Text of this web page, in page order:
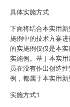
具体实施方式
下面将结合本实用
施例中的技术方案
的实施例仅仅是本
实施例。基于本实
员在没有作出创造
例，都属于本实用新
实施方式1